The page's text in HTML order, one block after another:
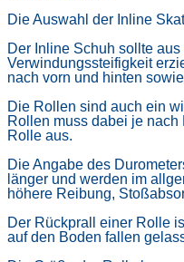
Die Auswahl der Inline
Der Inline Schuh sollte
Verwindungssteifigkeit
nach vorn und hinten
Die Rollen sind auch ein
Rollen muss dabei je
Rolle aus.
Die Angabe des
länger und werden im
höhere Reibung,
Der Rückprall einer Rolle
auf den Boden fallen